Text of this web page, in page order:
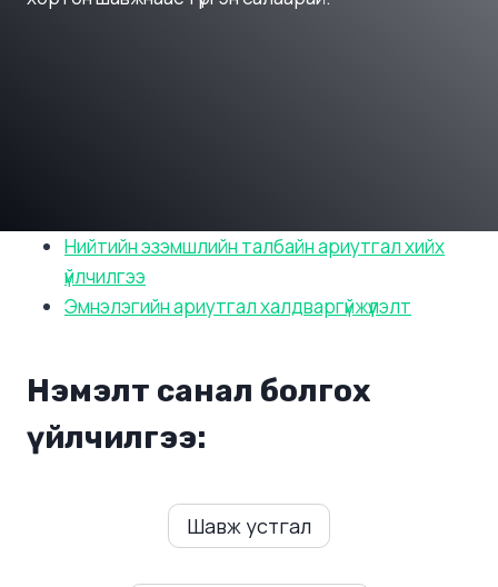
Нийтийн эзэмшлийн талбайн ариутгал хийх
үйлчилгээ
Эмнэлэгийн ариутгал халдваргүйжүүлэлт
Нэмэлт санал болгох
үйлчилгээ:
Шавж устгал